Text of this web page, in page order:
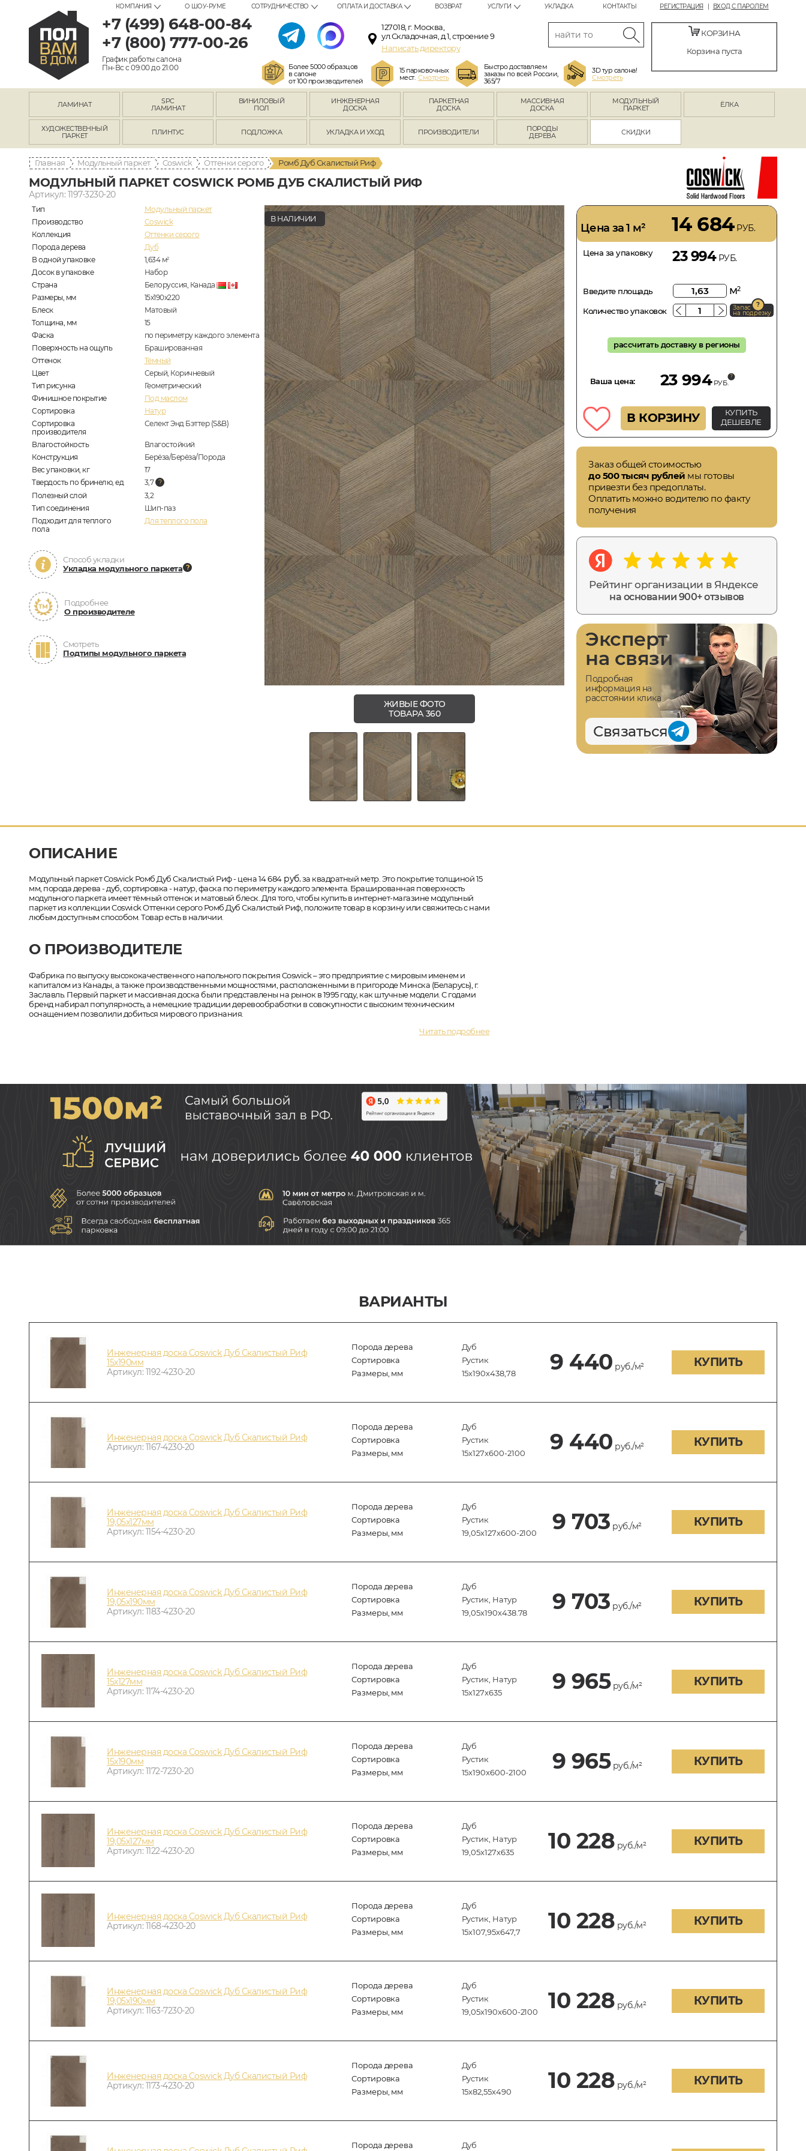
РЕГИСТРАЦИЯ ВХОД С ПАРОЛЕМ
КОМПАНИЯ О ШОУ-РУМЕ СОТРУДНИЧЕСТВО ОПЛАТА И ДОСТАВКА ВОЗВРАТ УСЛУГИ УКЛАДКА КОНТАКТЫ
+7 (499) 648-00-84
+7 (800) 777-00-26
График работы салона
Пн-Вс с 09:00 до 21:00
127018, г. Москва,
ул.Складочная, д.1, строение 9
Написать директору
Более 5000 образцов
в салоне
от 100 производителей
15 парковочных
мест.Смотреть
Быстро доставляем
заказы по всей России,
365/7
3D тур салона!
Смотреть
КОРЗИНА
Корзина пуста
ЛАМИНАТ
SPC
ЛАМИНАТ
ВИНИЛОВЫЙ
ПОЛ
ИНЖЕНЕРНАЯ
ДОСКА
ПАРКЕТНАЯ
ДОСКА
МАССИВНАЯ
ДОСКА
МОДУЛЬНЫЙ
ПАРКЕТ
ЁЛКА
ХУДОЖЕСТВЕННЫЙ
ПАРКЕТ
ПЛИНТУС ПОДЛОЖКА УКЛАДКА И УХОД ПРОИЗВОДИТЕЛИ
ПОРОДЫ
ДЕРЕВА
СКИДКИ
Главная Модульный паркет Coswick Оттенки серого Ромб Дуб Скалистый Риф
МОДУЛЬНЫЙ ПАРКЕТ COSWICK РОМБ ДУБ СКАЛИСТЫЙ РИФ
Артикул: 1197-3230-20
Тип
Модульный паркет
Производство
Coswick
Коллекция
Оттенки серого
Порода дерева
Дуб
В одной упаковке
1,634 м2
Досок в упаковке
Набор
Страна
Белоруссия, Канада
Размеры, мм
15x190x220
Блеск
Матовый
Толщина, мм
15
Фаска
по периметру каждого элемента
Поверхность на ощупь
Брашированная
Оттенок
Тёмный
Цвет
Серый, Коричневый
Тип рисунка
Геометрический
Финишное покрытие
Под маслом
Сортировка
Натур
Сортировка
производителя
Селект Энд Бэттер (S&B)
Влагостойкость
Влагостойкий
Конструкция
Берёза/Берёза/Порода
Вес упаковки, кг
17
Твердость по бринелю, ед
3,7
Полезный слой
3,2
Тип соединения
Шип-паз
Подходит для теплого
пола
Для теплого пола
Способ укладки
Укладка модульного паркета
Подробнее
О производителе
Смотреть
Подтипы модульного паркета
В НАЛИЧИИ
ЖИВЫЕ ФОТО
ТОВАРА 360
Цена за 1 м² 14 684РУБ.
Цена за упаковку 23 994РУБ.
Введите площадь м2
Количество упаковок Запас
на подрезку
рассчитать доставку в регионы
Ваша цена: 23 994 РУБ.
В КОРЗИНУ
КУПИТЬ
ДЕШЕВЛЕ
Заказ общей стоимостью
до 500 тысяч рублей мы готовы
привезти без предоплаты.
Оплатить можно водителю по факту
получения
Рейтинг организации в Яндексе
на основании 900+ отзывов
Эксперт
на связи
Подробная
информация на
расстоянии клика
Связаться
ОПИСАНИЕ
Модульный паркет Coswick Ромб Дуб Скалистый Риф - цена 14 684руб.за квадратный метр. Это покрытие толщиной 15
мм, порода дерева - дуб, сортировка - натур, фаска по периметру каждого элемента. Брашированная поверхность
модульного паркета имеет тёмный оттенок и матовый блеск. Для того, чтобы купить в интернет-магазине модульный
паркет из коллекции Coswick Оттенки серого Ромб Дуб Скалистый Риф, положите товар в корзину или свяжитесь с нами
любым доступным способом. Товар есть в наличии.
О ПРОИЗВОДИТЕЛЕ
Фабрика по выпуску высококачественного напольного покрытия Coswick – это предприятие с мировым именем и
капиталом из Канады, а также производственными мощностями, расположенными в пригороде Минска (Беларусь), г.
Заславль. Первый паркет и массивная доска были представлены на рынок в 1995 году, как штучные модели. С годами
бренд набирал популярность, а немецкие традиции деревообработки в совокупности с высоким техническим
оснащением позволили добиться мирового признания.
Читать подробнее
ВАРИАНТЫ
Инженерная доска Coswick Дуб Скалистый Риф
15х190мм
Артикул: 1192-4230-20
Порода дерева
Дуб
Сортировка
Рустик
Размеры, мм
15х190х438,78 9 440 руб./м² КУПИТЬ
Инженерная доска Coswick Дуб Скалистый Риф
Артикул: 1167-4230-20
Порода дерева
Дуб
Сортировка
Рустик
Размеры, мм
15x127x600-2100 9 440 руб./м² КУПИТЬ
Инженерная доска Coswick Дуб Скалистый Риф
19,05х127мм
Артикул: 1154-4230-20
Порода дерева
Дуб
Сортировка
Рустик
Размеры, мм
19,05x127x600-2100 9 703 руб./м² КУПИТЬ
Инженерная доска Coswick Дуб Скалистый Риф
19,05х190мм
Артикул: 1183-4230-20
Порода дерева
Дуб
Сортировка
Рустик, Натур
Размеры, мм
19,05x190x438.78 9 703 руб./м² КУПИТЬ
Инженерная доска Coswick Дуб Скалистый Риф
15х127мм
Артикул: 1174-4230-20
Порода дерева
Дуб
Сортировка
Рустик, Натур
Размеры, мм
15х127x635 9 965руб./м² КУПИТЬ
Инженерная доска Coswick Дуб Скалистый Риф
15х190мм
Артикул: 1172-7230-20
Порода дерева
Дуб
Сортировка
Рустик
Размеры, мм
15x190x600-2100 9 965руб./м² КУПИТЬ
Инженерная доска Coswick Дуб Скалистый Риф
19,05х127мм
Артикул: 1122-4230-20
Порода дерева
Дуб
Сортировка
Рустик, Натур
Размеры, мм
19,05x127x635 10 228 руб./м² КУПИТЬ
Инженерная доска Coswick Дуб Скалистый Риф
Артикул: 1168-4230-20
Порода дерева
Дуб
Сортировка
Рустик, Натур
Размеры, мм
15x107,95x647,7 10 228 руб./м² КУПИТЬ
Инженерная доска Coswick Дуб Скалистый Риф
19,05х190мм
Артикул: 1163-7230-20
Порода дерева
Дуб
Сортировка
Рустик
Размеры, мм
19,05x190x600-2100 10 228 руб./м² КУПИТЬ
Инженерная доска Coswick Дуб Скалистый Риф
Артикул: 1173-4230-20
Порода дерева
Дуб
Сортировка
Рустик
Размеры, мм
15x82,55x490 10 228 руб./м² КУПИТЬ
Порода дерева Дуб